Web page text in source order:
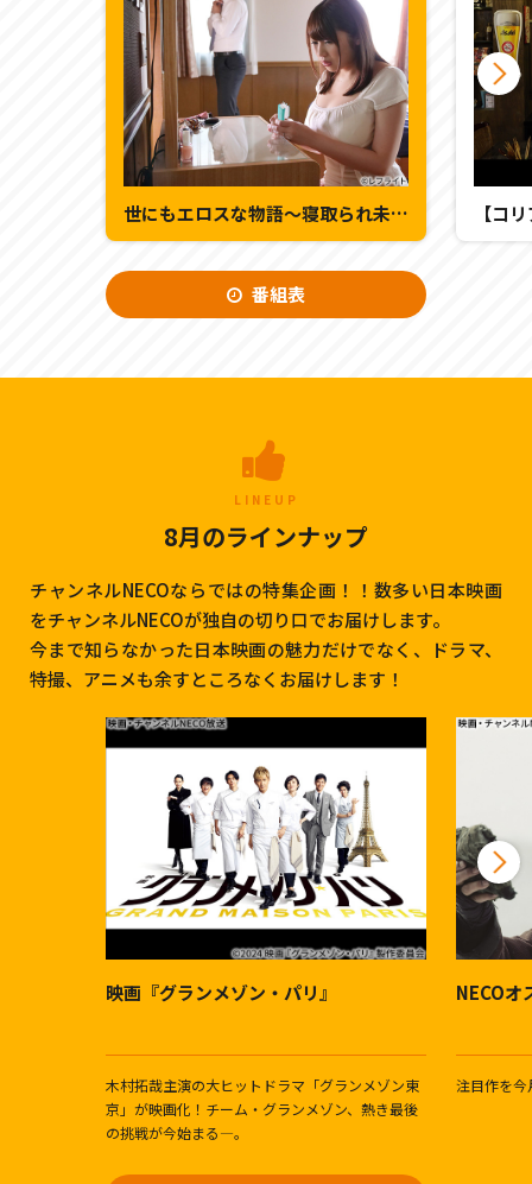
世にもエロスな物語～寝取られ未亡人 他～
番組表
LINEUP
8月のラインナップ
チャンネルNECOならではの特集企画！！数多い日本映画
をチャンネルNECOが独自の切り口でお届けします。
今まで知らなかった日本映画の魅力だけでなく、ドラマ、
特撮、アニメも余すところなくお届けします！
映画『グランメゾン・パリ』
木村拓哉主演の大ヒットドラマ「グランメゾン東
京」が映画化！チーム・グランメゾン、熱き最後
の挑戦が今始まる―。
NECOオ
注目作を今